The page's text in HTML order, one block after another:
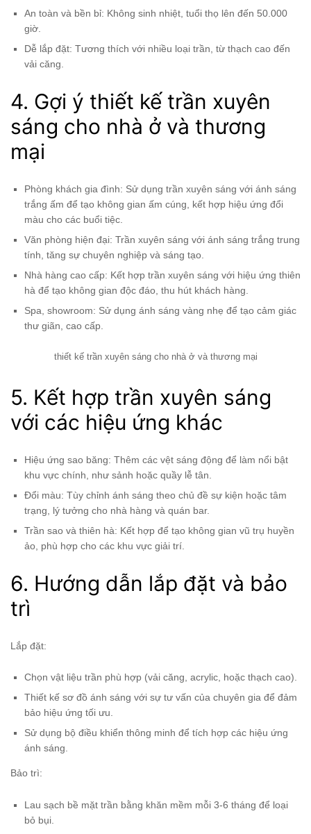
An toàn và bền bỉ: Không sinh nhiệt, tuổi thọ lên đến 50.000
giờ.
Dễ lắp đặt: Tương thích với nhiều loại trần, từ thạch cao đến
vải căng.
4. Gợi ý thiết kế trần xuyên
sáng cho nhà ở và thương
mại
Phòng khách gia đình: Sử dụng trần xuyên sáng với ánh sáng
trắng ấm để tạo không gian ấm cúng, kết hợp hiệu ứng đổi
màu cho các buổi tiệc.
Văn phòng hiện đại: Trần xuyên sáng với ánh sáng trắng trung
tính, tăng sự chuyên nghiệp và sáng tạo.
Nhà hàng cao cấp: Kết hợp trần xuyên sáng với hiệu ứng thiên
hà để tạo không gian độc đáo, thu hút khách hàng.
Spa, showroom: Sử dụng ánh sáng vàng nhẹ để tạo cảm giác
thư giãn, cao cấp.
thiết kế trần xuyên sáng cho nhà ở và thương mại
5. Kết hợp trần xuyên sáng
với các hiệu ứng khác
Hiệu ứng sao băng: Thêm các vệt sáng động để làm nổi bật
khu vực chính, như sảnh hoặc quầy lễ tân.
Đổi màu: Tùy chỉnh ánh sáng theo chủ đề sự kiện hoặc tâm
trạng, lý tưởng cho nhà hàng và quán bar.
Trần sao và thiên hà: Kết hợp để tạo không gian vũ trụ huyền
ảo, phù hợp cho các khu vực giải trí.
6. Hướng dẫn lắp đặt và bảo
trì
Lắp đặt:
Chọn vật liệu trần phù hợp (vải căng, acrylic, hoặc thạch cao).
Thiết kế sơ đồ ánh sáng với sự tư vấn của chuyên gia để đảm
bảo hiệu ứng tối ưu.
Sử dụng bộ điều khiển thông minh để tích hợp các hiệu ứng
ánh sáng.
Bảo trì:
Lau sạch bề mặt trần bằng khăn mềm mỗi 3-6 tháng để loại
bỏ bụi.